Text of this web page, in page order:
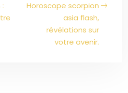
Horoscope scorpion
asia flash,
révélations sur
votre avenir.